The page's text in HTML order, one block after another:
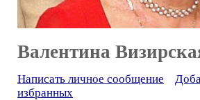
Валентина
Написать личное сообщение
избранных